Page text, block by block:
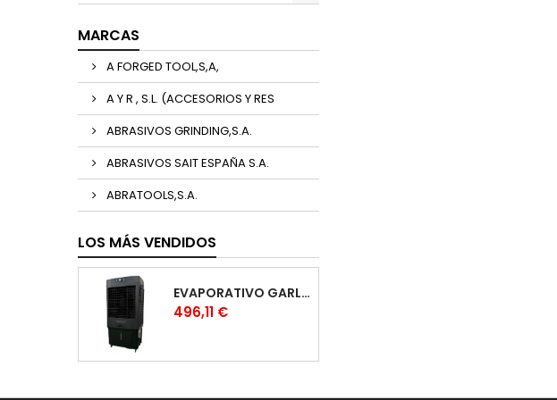
MARCAS
A FORGED TOOL,S,A,
A Y R , S.L. (ACCESORIOS Y RES
ABRASIVOS GRINDING,S.A.
ABRASIVOS SAIT ESPAÑA S.A.
ABRATOOLS,S.A.
LOS MÁS VENDIDOS
EVAPORATIVO GARLAND COOL 1530
Precio
496,11 €